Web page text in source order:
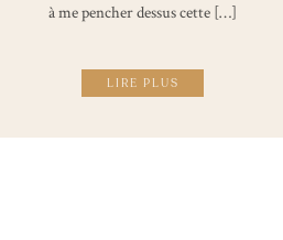
LIRE PLUS
à me pencher dessus cette […]